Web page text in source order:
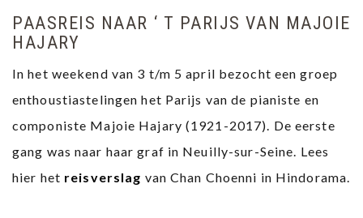
PAASREIS NAAR ‘ T PARIJS VAN MAJOIE
HAJARY
In het weekend van 3 t/m 5 april bezocht een groep
enthoustiastelingen het Parijs van de pianiste en
componiste Majoie Hajary (1921-2017). De eerste
gang was naar haar graf in Neuilly-sur-Seine. Lees
hier het reisverslag van Chan Choenni in Hindorama.